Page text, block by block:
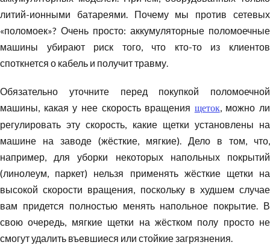
литий-ионными батареями. Почему мы против сетевых
«поломоек»? Очень просто: аккумуляторные поломоечные
машины убирают риск того, что кто-то из клиентов
споткнется о кабель и получит травму.
Обязательно уточните перед покупкой поломоечной
машины, какая у нее скорость вращения щеток, можно ли
регулировать эту скорость, какие щетки установлены на
машине на заводе (жёсткие, мягкие). Дело в том, что,
например, для уборки некоторых напольных покрытий
(линолеум, паркет) нельзя применять жёсткие щетки на
высокой скорости вращения, поскольку в худшем случае
вам придется полностью менять напольное покрытие. В
свою очередь, мягкие щетки на жёстком полу просто не
смогут удалить въевшиеся или стойкиезагрязнения.